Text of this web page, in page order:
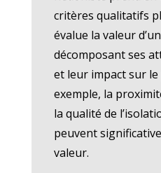
critères qualitatifs
évalue la valeur
décomposant ses
et leur impact sur
exemple, la
la qualité de
peuvent
valeur.